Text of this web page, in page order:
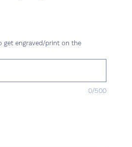
engraved/print on the
0/500